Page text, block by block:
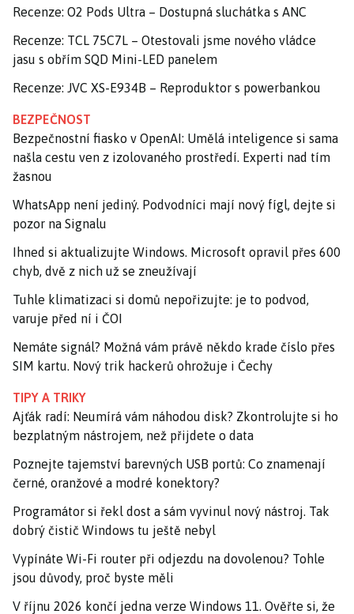
Recenze: O2 Pods Ultra – Dostupná sluchátka s ANC
Recenze: TCL 75C7L – Otestovali jsme nového vládce
jasu s obřím SQD Mini-LED panelem
Recenze: JVC XS-E934B – Reproduktor s powerbankou
BEZPEČNOST
Bezpečnostní fiasko v OpenAI: Umělá inteligence si sama
našla cestu ven z izolovaného prostředí. Experti nad tím
žasnou
WhatsApp není jediný. Podvodníci mají nový fígl, dejte si
pozor na Signalu
Ihned si aktualizujte Windows. Microsoft opravil přes 600
chyb, dvě z nich už se zneužívají
Tuhle klimatizaci si domů nepořizujte: je to podvod,
varuje před ní i ČOI
Nemáte signál? Možná vám právě někdo krade číslo přes
SIM kartu. Nový trik hackerů ohrožuje i Čechy
TIPY A TRIKY
Ajťák radí: Neumírá vám náhodou disk? Zkontrolujte si ho
bezplatným nástrojem, než přijdete o data
Poznejte tajemství barevných USB portů: Co znamenají
černé, oranžové a modré konektory?
Programátor si řekl dost a sám vyvinul nový nástroj. Tak
dobrý čistič Windows tu ještě nebyl
Vypínáte Wi-Fi router při odjezdu na dovolenou? Tohle
jsou důvody, proč byste měli
V říjnu 2026 končí jedna verze Windows 11. Ověřte si, že